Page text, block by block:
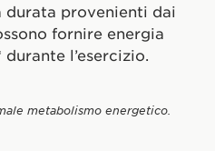
provenienti dai
fornire energia
l’esercizio.
metabolismo energetico.